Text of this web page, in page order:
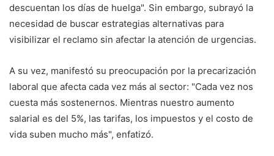
descuentan los días de huelga". Sin embargo, subrayó la
necesidad de buscar estrategias alternativas para
visibilizar el reclamo sin afectar la atención de urgencias.
A su vez, manifestó su preocupación por la precarización
laboral que afecta cada vez más al sector: "Cada vez nos
cuesta más sostenernos. Mientras nuestro aumento
salarial es del 5%, las tarifas, los impuestos y el costo de
vida suben mucho más", enfatizó.